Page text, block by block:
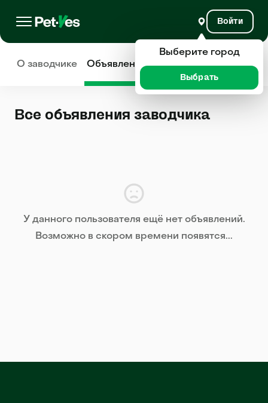
Войти
О заводчике Объявления Отзывы
Все объявления заводчика
У данного пользователя ещё нет объявлений.
Возможно в скором времени появятся...
Выберите город
Выбрать